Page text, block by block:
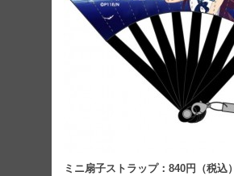
ミニ扇子ストラップ：840円（税込）